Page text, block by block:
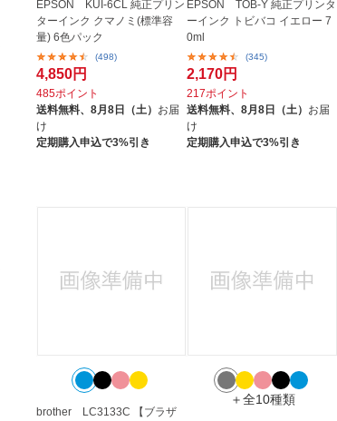
EPSON KUI-6CL 純正プリン
ターインク クマノミ(標準容
量) 6色パック
(498)
4,850円
485ポイント
送料無料、 8月8日（土） お届
け
定期購入申込で3%引き
EPSON TOB-Y 純正プリンタ
ーインク トビバコ イエロー 7
0ml
(345)
2,170円
217ポイント
送料無料、8月8日（土） お届
け
定期購入申込で3%引き
brother LC3133C 【ブラザ
＋全10種類